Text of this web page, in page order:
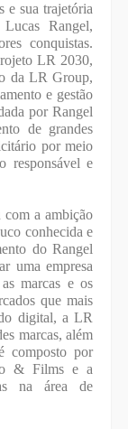
e sua trajetória
Rangel,
conquistas.
LR 2030,
da LR Group,
e gestão
por Rangel
de grandes
por meio
responsável e
com a ambição
conhecida e
do Rangel
uma empresa
marcas e os
que mais
digital, a LR
marcas, além
composto por
& Films e a
na área de